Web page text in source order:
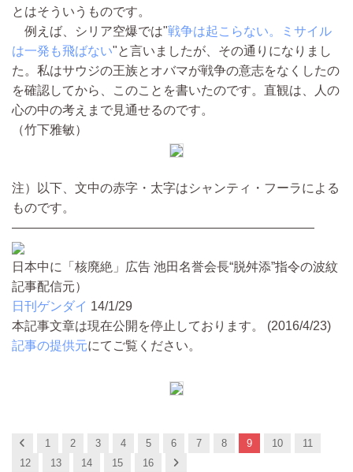
とはそういうものです。
例えば、シリア空爆では"戦争は起こらない。ミサイル
は一発も飛ばない"と言いましたが、その通りになりまし
た。私はサウジの王族とオバマが戦争の意志をなくしたの
を確認してから、このことを書いたのです。直観は、人の
心の中の考えまで見通せるのです。
（竹下雅敏）
注）以下、文中の赤字・太字はシャンティ・フーラによる
ものです。
————————————————————————
日本中に「核廃絶」広告 池田名誉会長“脱舛添”指令の波紋
記事配信元）
日刊ゲンダイ 14/1/29
本記事文章は現在公開を停止しております。 (2016/4/23)
記事の提供元にてご覧ください。
Previous
1 2 3 4 5 6 7 8 9 10
11
12
13 14 15 16 Next